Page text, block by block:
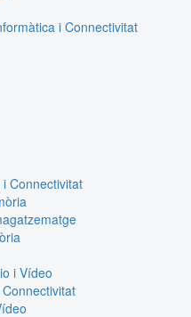
i Connectivitat
Connectivitat
i Vídeo